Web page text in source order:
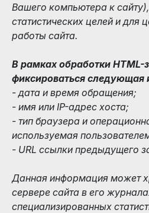
Вашего компьютера к
статистических целей и для
работы сайта.
В рамках обработки
фиксироваться
- дата и время обращения;
- имя или IP-адрес хоста;
- тип браузера и
используемая
- URL ссылки предыдущего
Данная информация может
сервере сайта в его
специализированных